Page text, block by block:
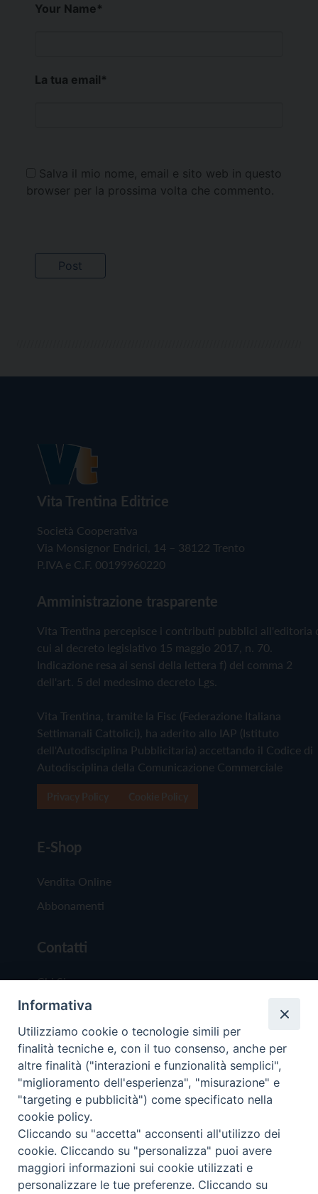
Your Name*
La tua email*
Salva il mio nome, email e sito web in questo
browser per la prossima volta che commento.
Vita Trentina Editrice
Società Cooperativa
Via Monsignor Endrici, 14 – 38122 Trento
P.IVA e C.F. 00199960220
Amministrazione trasparente
Vita Trentina percepisce i contributi pubblici all'editoria
cui al decreto legislativo 15 maggio 2017, n. 70.
Indicazione resa ai sensi della lettera f) del comma 2
dell'art. 5 del medesimo decreto Lgs.
Vita Trentina, tramite la Fisc (Federazione Italiana
Settimanali Cattolici), ha aderito allo IAP (Istituto
dell'Autodisciplina Pubblicitaria) accettando il Codice di
Autodisciplina della Comunicazione Commerciale
E-Shop
Vendita Online
Abbonamenti
Contatti
Chi Siamo
Redazione
Scrivici
Copyright © 2019 - Tutti i diritti riservati - Vita
Trentina Editrice
Privacy Policy
Informativa
Utilizziamo cookie o tecnologie simili per
finalità tecniche e, con il tuo consenso, anche per
altre finalità ("interazioni e funzionalità semplici",
"miglioramento dell'esperienza", "misurazione" e
"targeting e pubblicità") come specificato nella
cookie policy.
Cliccando su "accetta" acconsenti all'utilizzo dei
cookie. Cliccando su "personalizza" puoi avere
maggiori informazioni sui cookie utilizzati e
personalizzare le tue preferenze. Cliccando su